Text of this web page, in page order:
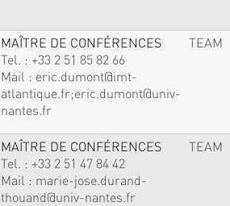
MAÎTRE DE CONFÉRENCES
Tel. : +33 2 51 85 82 66
Mail : eric.dumont@imt-
atlantique.fr;eric.dumont@univ-
nantes.fr
TEAM
MAÎTRE DE CONFÉRENCES
Tel. : +33 2 51 47 84 42
Mail : marie-jose.durand-
thouand@univ-nantes.fr
TEAM